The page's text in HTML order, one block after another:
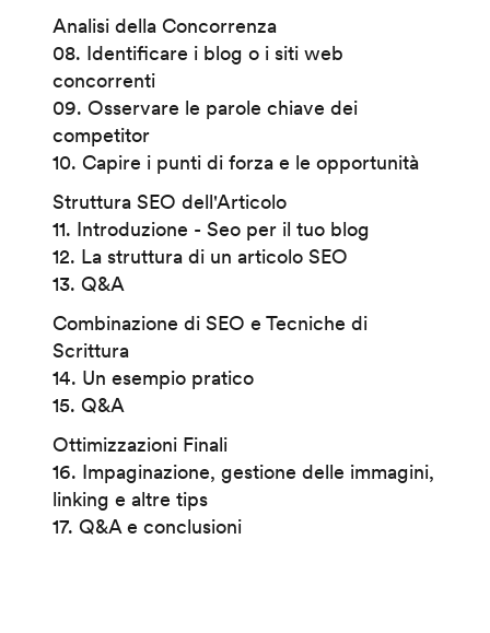
Analisi della Concorrenza
08. Identificare i blog o i siti web
concorrenti
09. Osservare le parole chiave dei
competitor
10. Capire i punti di forza e le opportunità
Struttura SEO dell'Articolo
11. Introduzione - Seo per il tuo blog
12. La struttura di un articolo SEO
13. Q&A
Combinazione di SEO e Tecniche di
Scrittura
14. Un esempio pratico
15. Q&A
Ottimizzazioni Finali
16. Impaginazione, gestione delle immagini,
linking e altre tips
17. Q&A e conclusioni